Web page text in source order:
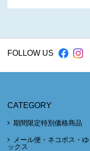
FOLLOW US
CATEGORY
期間限定特別価格商品
メール便・ネコポス・
ックス